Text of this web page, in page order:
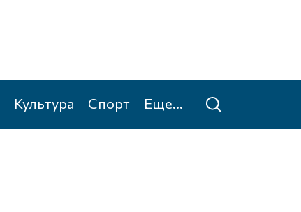
Культура Спорт Еще...